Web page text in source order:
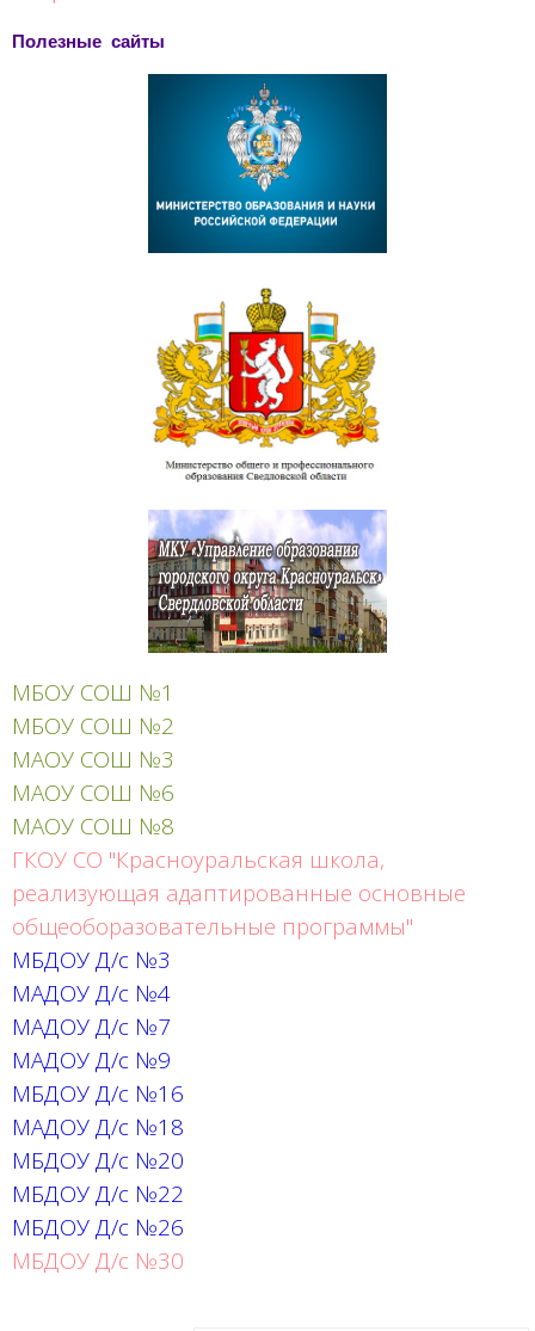
Полезные сайты
МБОУ СОШ №1
МБОУ СОШ №2
МАОУ СОШ №3
МАОУ СОШ №6
МАОУ СОШ №8
ГКОУ СО "Красноуральская школа,
реализующая адаптированные основные
общеоборазовательные программы"
МБДОУ Д/с №3
МАДОУ Д/с №4
МАДОУ Д/с №7
МАДОУ Д/с №9
МБДОУ Д/с №16
МАДОУ Д/с №18
МБДОУ Д/с №20
МБДОУ Д/с №22
МБДОУ Д/с №26
МБДОУ Д/с №30